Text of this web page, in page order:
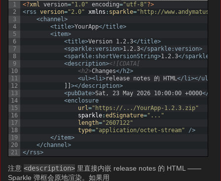
1
2
3
4
5
6
7
8
9
10
11
12
13
14
15
16
17
18
19
20
21
<?xml version="1.0" encoding="utf-8"?>
<rss version="2.0" xmlns : sparkle="http://
<channel>
<title>YourApp</title>
<item>
<title>Version 1.2.3</title>
<sparkle:version>1.2.3</sparkle:version>
<sparkle:shortVersionString>1.2.3</
<description><![CDATA[
<h2>Changes</h2>
<ul><li>release notes 的 HTML</li></ul>
] ]></description>
<pubDate>Sat, 23 May 2026 10:00:00 +0000</
<enclosure
url="https://.../YourApp-1.2.3.zip"
sparkle:edSignature="..."
length="2607122"
type="application/octet-stream" />
</item>
</channel>
</rss>
注意<description> 里直接内嵌 release notes 的 HTML ——
Sparkle 弹框会原地渲染。如果用